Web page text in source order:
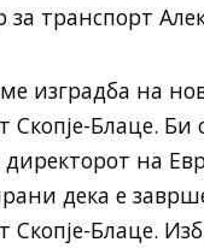
за транспорт
изградба на
Скопје-Блаце.
директорот на
дека е
Скопје-Блаце.